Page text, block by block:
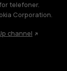
telefoner.
Corporation.
channel